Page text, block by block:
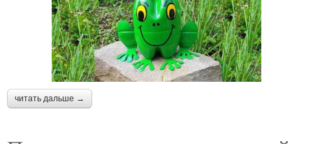
читать дальше →